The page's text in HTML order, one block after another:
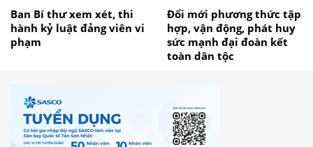
Ban Bí thư xem xét, thi
hành kỷ luật đảng viên vi
phạm
Đổi mới phương thức tập
hợp, vận động, phát huy
sức mạnh đại đoàn kết
toàn dân tộc